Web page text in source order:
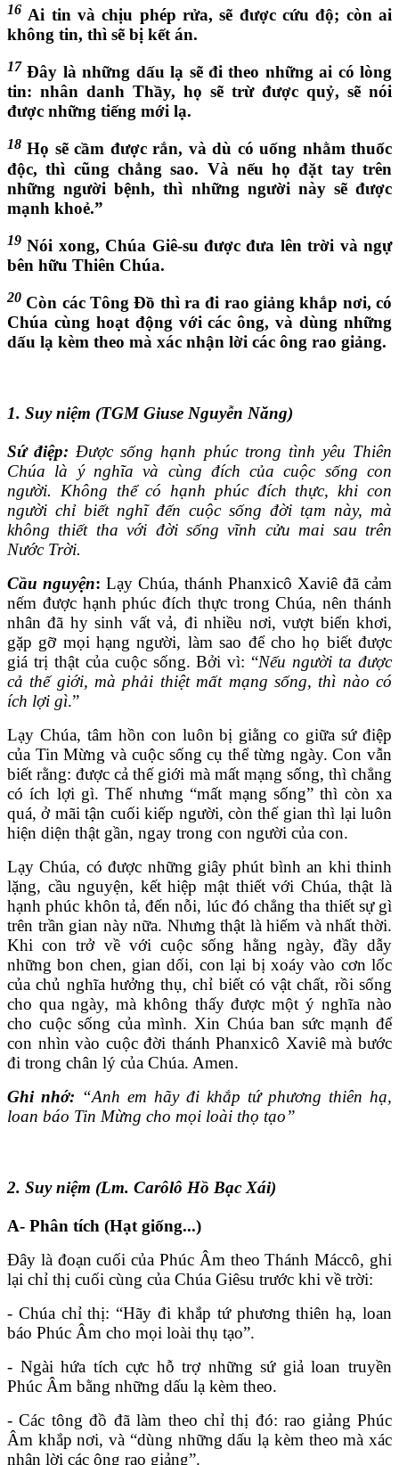
16 Ai tin và chịu phép rửa, sẽ được cứu độ; còn ai
không tin, thì sẽ bị kết án.
17 Đây là những dấu lạ sẽ đi theo những ai có lòng
tin: nhân danh Thầy, họ sẽ trừ được quỷ, sẽ nói
được những tiếng mới lạ.
18 Họ sẽ cầm được rắn, và dù có uống nhằm thuốc
độc, thì cũng chẳng sao. Và nếu họ đặt tay trên
những người bệnh, thì những người này sẽ được
mạnh khoẻ.”
19 Nói xong, Chúa Giê-su được đưa lên trời và ngự
bên hữu Thiên Chúa.
20 Còn các Tông Đồ thì ra đi rao giảng khắp nơi, có
Chúa cùng hoạt động với các ông, và dùng những
dấu lạ kèm theo mà xác nhận lời các ông rao giảng.
1. Suy niệm (TGM Giuse Nguyễn Năng)
Sứ điệp: Được sống hạnh phúc trong tình yêu Thiên
Chúa là ý nghĩa và cùng đích của cuộc sống con
người. Không thể có hạnh phúc đích thực, khi con
người chỉ biết nghĩ đến cuộc sống đời tạm này, mà
không thiết tha với đời sống vĩnh cửu mai sau trên
Nước Trời.
Cầu nguyện: Lạy Chúa, thánh Phanxicô Xaviê đã cảm
nếm được hạnh phúc đích thực trong Chúa, nên thánh
nhân đã hy sinh vất vả, đi nhiều nơi, vượt biển khơi,
gặp gỡ mọi hạng người, làm sao để cho họ biết được
giá trị thật của cuộc sống. Bởi vì: “Nếu người ta được
cả thế giới, mà phải thiệt mất mạng sống, thì nào có
ích lợi gì.”
Lạy Chúa, tâm hồn con luôn bị giằng co giữa sứ điệp
của Tin Mừng và cuộc sống cụ thể từng ngày. Con vẫn
biết rằng: được cả thế giới mà mất mạng sống, thì chẳng
có ích lợi gì. Thế nhưng “mất mạng sống” thì còn xa
quá, ở mãi tận cuối kiếp người, còn thế gian thì lại luôn
hiện diện thật gần, ngay trong con người của con.
Lạy Chúa, có được những giây phút bình an khi thinh
lặng, cầu nguyện, kết hiệp mật thiết với Chúa, thật là
hạnh phúc khôn tả, đến nỗi, lúc đó chẳng tha thiết sự gì
trên trần gian này nữa. Nhưng thật là hiếm và nhất thời.
Khi con trở về với cuộc sống hằng ngày, đầy dẫy
những bon chen, gian dối, con lại bị xoáy vào cơn lốc
của chủ nghĩa hưởng thụ, chỉ biết có vật chất, rồi sống
cho qua ngày, mà không thấy được một ý nghĩa nào
cho cuộc sống của mình. Xin Chúa ban sức mạnh để
con nhìn vào cuộc đời thánh Phanxicô Xaviê mà bước
đi trong chân lý của Chúa. Amen.
Ghi nhớ: “Anh em hãy đi khắp tứ phương thiên hạ,
loan báo Tin Mừng cho mọi loài thọ tạo”
2. Suy niệm (Lm. Carôlô Hồ Bạc Xái)
A- Phân tích (Hạt giống...)
Đây là đoạn cuối của Phúc Âm theo Thánh Máccô, ghi
lại chỉ thị cuối cùng của Chúa Giêsu trước khi về trời:
- Chúa chỉ thị: “Hãy đi khắp tứ phương thiên hạ, loan
báo Phúc Âm cho mọi loài thụ tạo”.
- Ngài hứa tích cực hỗ trợ những sứ giả loan truyền
Phúc Âm bằng những dấu lạ kèm theo.
- Các tông đồ đã làm theo chỉ thị đó: rao giảng Phúc
Âm khắp nơi, và “dùng những dấu lạ kèm theo mà xác
nhận lời các ông rao giảng”.